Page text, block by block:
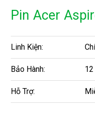
Pin Acer
Linh Kiện:
Bảo Hành: 12
Hỗ Trợ: